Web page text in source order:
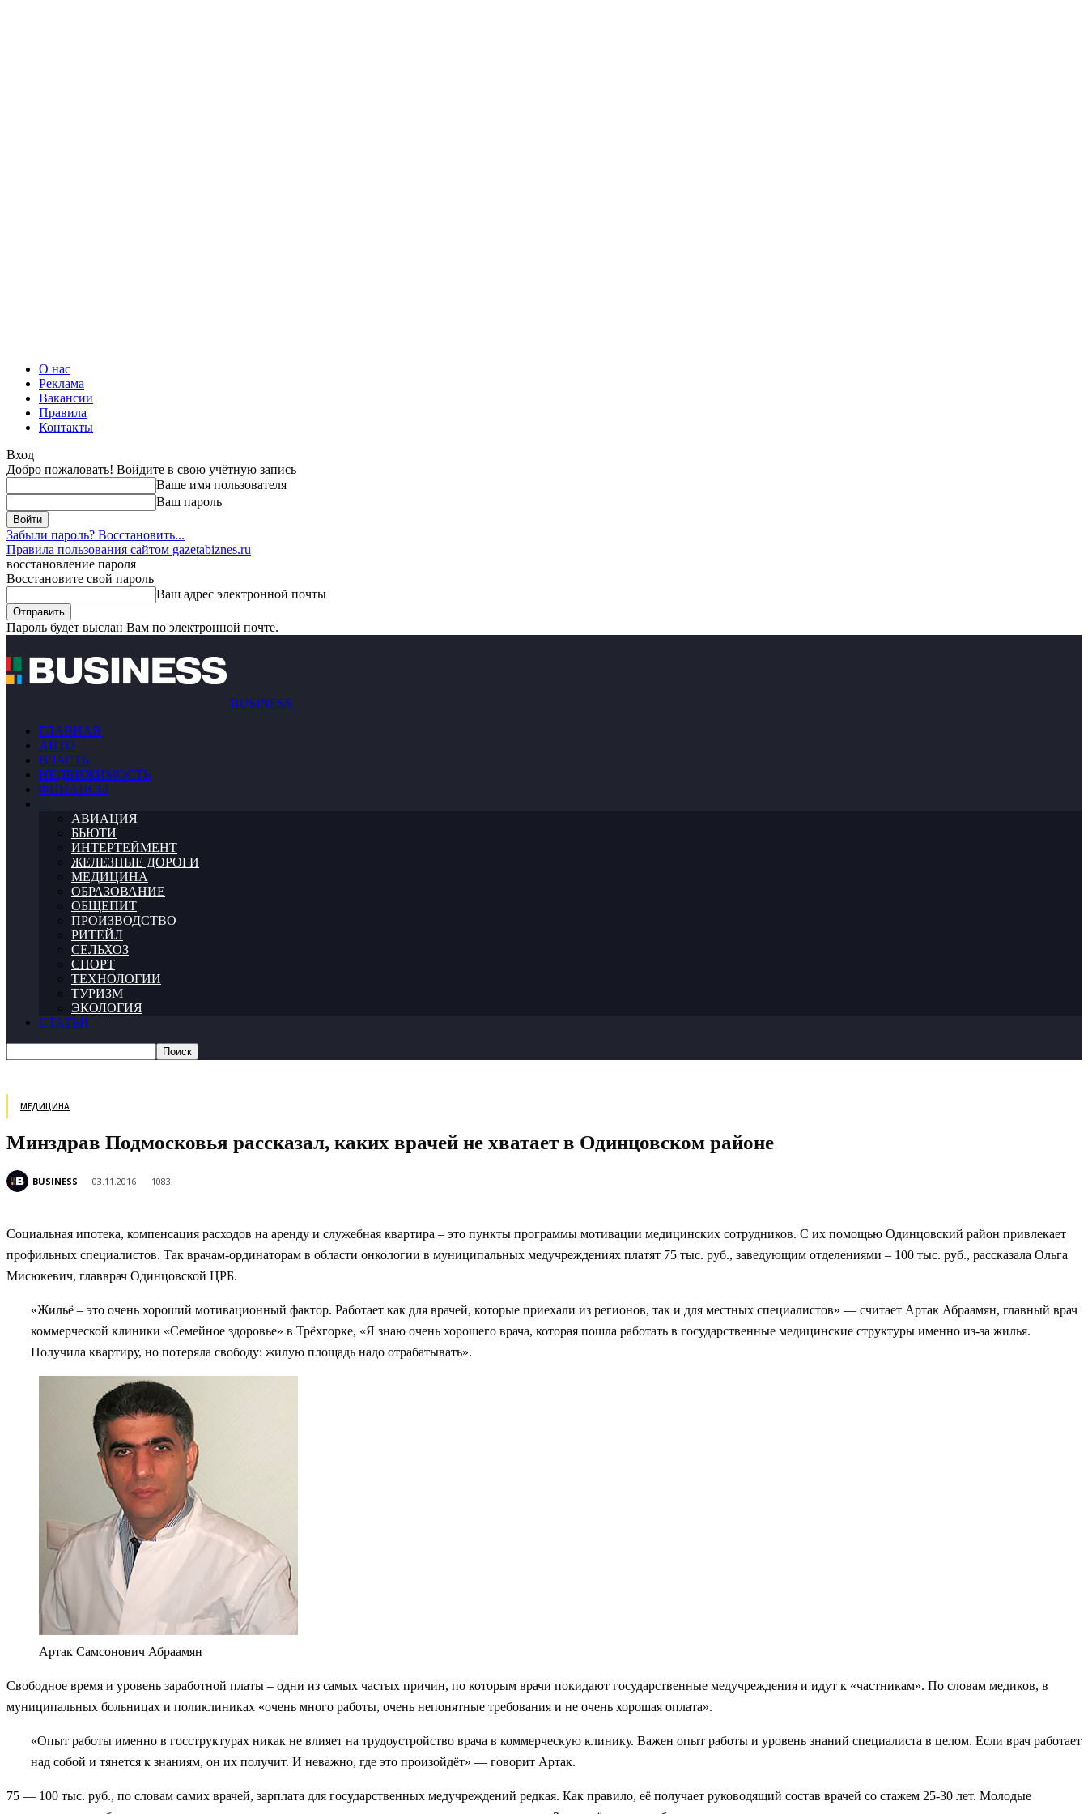
О нас
Реклама
Вакансии
Правила
Контакты
Вход
Добро пожаловать! Войдите в свою учётную запись
Ваше имя пользователя
Ваш пароль
Забыли пароль? Восстановить...
Правила пользования сайтом gazetabiznes.ru
восстановление пароля
Восстановите свой пароль
Ваш адрес электронной почты
Пароль будет выслан Вам по электронной почте.
BUSINESS
ГЛАВНАЯ
АВТО
ВЛАСТЬ
НЕДВИЖИМОСТЬ
ФИНАНСЫ
…
АВИАЦИЯ
БЬЮТИ
ИНТЕРТЕЙМЕНТ
ЖЕЛЕЗНЫЕ ДОРОГИ
МЕДИЦИНА
ОБРАЗОВАНИЕ
ОБЩЕПИТ
ПРОИЗВОДСТВО
РИТЕЙЛ
СЕЛЬХОЗ
СПОРТ
ТЕХНОЛОГИИ
ТУРИЗМ
ЭКОЛОГИЯ
СТАТЬИ
МЕДИЦИНА
Минздрав Подмосковья рассказал, каких врачей не хватает в Одинцовском районе
BUSINESS 03.11.2016 1083
Социальная ипотека, компенсация расходов на аренду и служебная квартира – это пункты программы мотивации медицинских сотрудников. С их помощью Одинцовский район привлекает
профильных специалистов. Так врачам-ординаторам в области онкологии в муниципальных медучреждениях платят 75 тыс. руб., заведующим отделениями – 100 тыс. руб., рассказала Ольга
Мисюкевич, главврач Одинцовской ЦРБ.
«Жильё – это очень хороший мотивационный фактор. Работает как для врачей, которые приехали из регионов, так и для местных специалистов» — считает Артак Абраамян, главный врач
коммерческой клиники «Семейное здоровье» в Трёхгорке, «Я знаю очень хорошего врача, которая пошла работать в государственные медицинские структуры именно из-за жилья.
Получила квартиру, но потеряла свободу: жилую площадь надо отрабатывать».
Артак Самсонович Абраамян
Свободное время и уровень заработной платы – одни из самых частых причин, по которым врачи покидают государственные медучреждения и идут к «частникам». По словам медиков, в
муниципальных больницах и поликлиниках «очень много работы, очень непонятные требования и не очень хорошая оплата».
«Опыт работы именно в госструктурах никак не влияет на трудоустройство врача в коммерческую клинику. Важен опыт работы и уровень знаний специалиста в целом. Если врач работает
над собой и тянется к знаниям, он их получит. И неважно, где это произойдёт» — говорит Артак.
75 — 100 тыс. руб., по словам самих врачей, зарплата для государственных медучреждений редкая. Как правило, её получает руководящий состав врачей со стажем 25-30 лет. Молодые